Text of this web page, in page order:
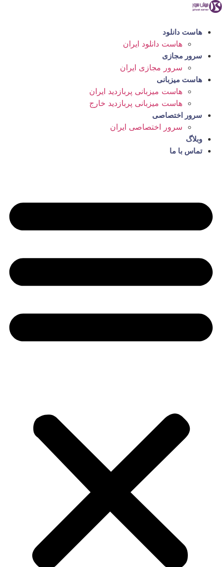
پرش
محتوا
هاست دانلود
هاست دانلود ایران
سرور مجازی
سرور مجازی ایران
هاست میزبانی
هاست میزبانی پربازدید ایران
هاست میزبانی پربازدید خارج
سرور اختصاصی
سرور اختصاصی ایران
وبلاگ
تماس با ما